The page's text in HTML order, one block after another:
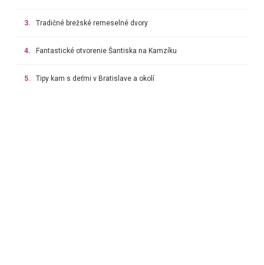
3. Tradičné brežské remeselné dvory
4. Fantastické otvorenie Šantiska na Kamzíku
5. Tipy kam s deťmi v Bratislave a okolí